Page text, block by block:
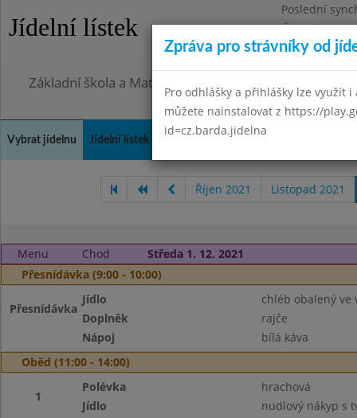
Jídelní lístek
Poslední
Čtvrtek
Omezení
Základní škola a Mateřská škola Město Libavá,
Vybrat jídelnu Jídelní lístek Kontakty a informace
Říjen 2021 Listopad 2021
Menu Chod
Středa 1. 12. 2021
Přesnídávka (9:00 - 10:00)
Přesnídávka
Jídlo
chléb obalený ve
Doplněk
rajče
Nápoj
bílá káva
Oběd (11:00 - 14:00)
1
Polévka
hrachová
Jídlo
nudlový nákyp s
Zpráva pro strávníky od
Pro odhlášky a přihlášky lze využít
můžete nainstalovat z https://
id=cz.barda.jidelna